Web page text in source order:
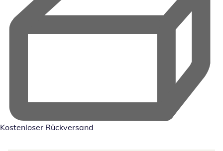
Kostenloser Rückversand